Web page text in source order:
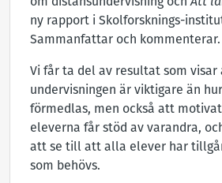
ny rapport i Skolforsknings-
Sammanfattar och kommenterar.
Vi får ta del av resultat som
undervisningen är viktigare än
förmedlas, men också att
eleverna får stöd av varandra,
att se till att alla elever har
som behövs.